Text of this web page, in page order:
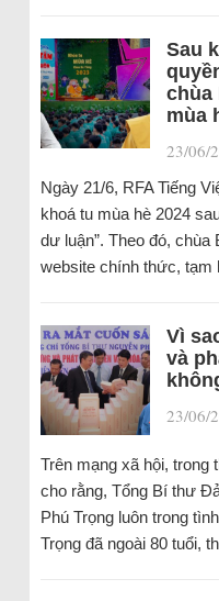
Sau
chùa
mùa
23/06/
Ngày 21/6, RFA Tiếng
khoá tu mùa hè 2024
dư luận”. Theo đó, chùa
website chính thức, tạm
Vì
và
23/06/
Trên mạng xã hội, trong
cho rằng, Tổng Bí thư
Phú Trọng luôn trong
Trọng đã ngoài 80 tuổi,